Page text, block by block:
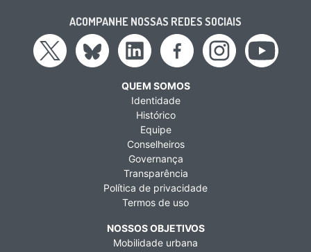
ACOMPANHE NOSSAS REDES SOCIAIS
QUEM SOMOS
Identidade
Histórico
Equipe
Conselheiros
Governança
Transparência
Política de privacidade
Termos de uso
NOSSOS OBJETIVOS
Mobilidade urbana